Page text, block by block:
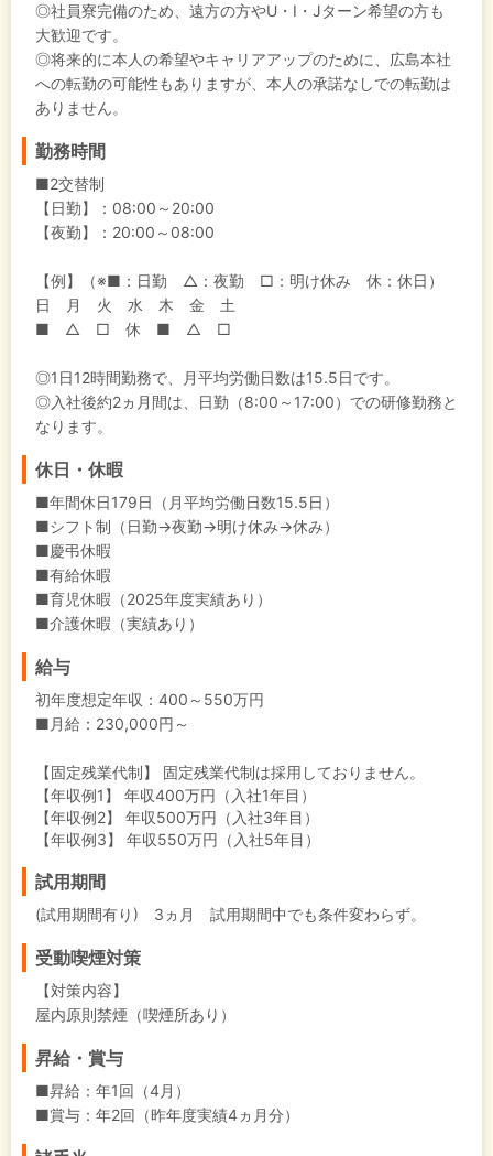
◎社員寮完備のため、遠方の方やU・I・Jターン希望の方も
大歓迎です。
◎将来的に本人の希望やキャリアアップのために、広島本社
への転勤の可能性もありますが、本人の承諾なしでの転勤は
ありません。
勤務時間
■2交替制
【日勤】：08:00～20:00
【夜勤】：20:00～08:00
【例】（※■：日勤 △：夜勤 □：明け休み 休：休日）
日 月 火 水 木 金 土
■ △ □ 休 ■ △ □
◎1日12時間勤務で、月平均労働日数は15.5日です。
◎入社後約2ヵ月間は、日勤（8:00～17:00）での研修勤務と
なります。
休日・休暇
■年間休日179日（月平均労働日数15.5日）
■シフト制（日勤→夜勤→明け休み→休み）
■慶弔休暇
■有給休暇
■育児休暇（2025年度実績あり）
■介護休暇（実績あり）
給与
初年度想定年収： 400～550万円
■月給：230,000円～
【固定残業代制】
固定残業代制は採用しておりません。
【年収例1】
年収400万円（入社1年目）
【年収例2】
年収500万円（入社3年目）
【年収例3】
年収550万円（入社5年目）
試用期間
(試用期間有り) 3ヵ月 試用期間中でも条件変わらず。
受動喫煙対策
【対策内容】
屋内原則禁煙（喫煙所あり）
昇給・賞与
■昇給：年1回（4月）
■賞与：年2回（昨年度実績4ヵ月分）